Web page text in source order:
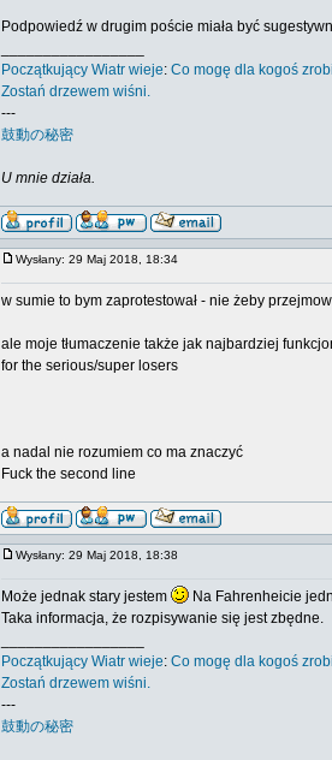
Podpowiedź w drugim poście miała być
Początkujący Wiatr wieje: Co mogę dla kogoś
Zostań drzewem wiśni.
---
鼓動の秘密
U mnie działa.
Wysłany: 29 Maj 2018, 18:34
w sumie to bym zaprotestował - nie żeby
ale moje tłumaczenie także jak najbardziej
for the serious/super losers
a nadal nie rozumiem co ma znaczyć
Fuck the second line
Wysłany: 29 Maj 2018, 18:38
Może jednak stary jestem
Na Fahrenheicie
Taka informacja, że rozpisywanie się jest zbędne.
Początkujący Wiatr wieje: Co mogę dla kogoś
Zostań drzewem wiśni.
---
鼓動の秘密